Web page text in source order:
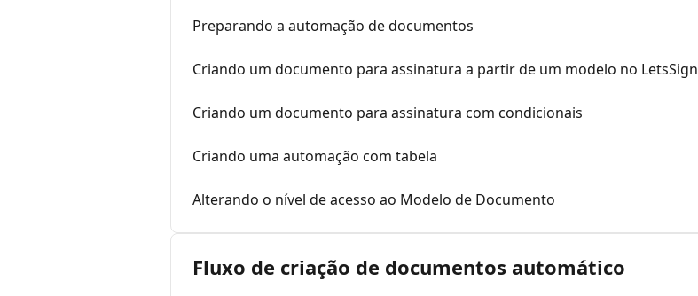
Preparando a automação de documentos
Criando um documento para assinatura a partir de um modelo no LetsSign
Criando um documento para assinatura com condicionais
Criando uma automação com tabela
Alterando o nível de acesso ao Modelo de Documento
Fluxo de criação de documentos automático